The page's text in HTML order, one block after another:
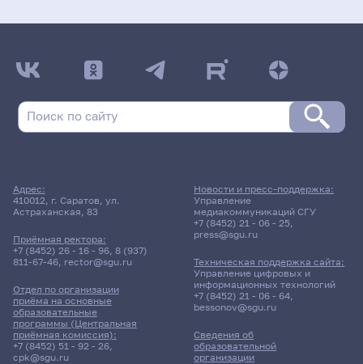
Адрес:
410012, г. Саратов, ул.
Астраханская, 83
Приёмная ректора:
+7 (8452) 26 - 16 - 96, 8 (937)
811-67-46, rector@sgu.ru
Отдел по организации
приёма на основные
образовательные
программы (Центральная
приёмная комиссия):
+7 (8452) 51 - 92 - 26,
cpk@sgu.ru
Сведения об
образовательной
организации
Новости и пресс-поддержка:
Управление
медиакоммуникаций СГУ
+7 (8452) 21 - 06 - 25,
press@sgu.ru
Техническая поддержка сайта:
Управление цифровых и
информационных технологий
+7 (8452) 21 - 06 - 64,
bessonov@sgu.ru